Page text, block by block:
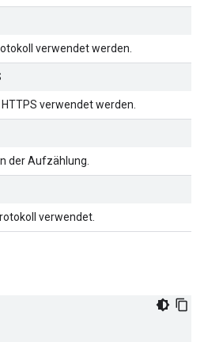
verwendet werden.
verwendet werden.
der Aufzählung.
verwendet.